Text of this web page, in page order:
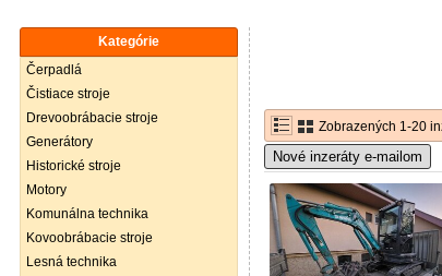
Kategórie
Čerpadlá
Čistiace stroje
Drevoobrábacie stroje
Generátory
Historické stroje
Motory
Komunálna technika
Kovoobrábacie stroje
Lesná technika
Zobrazených 1-20
Nové inzeráty e-mailom